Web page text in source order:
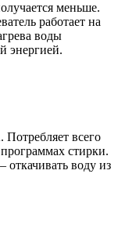
меньше.
работает на
воды
энергией.
всего
стирки.
откачивать воду из